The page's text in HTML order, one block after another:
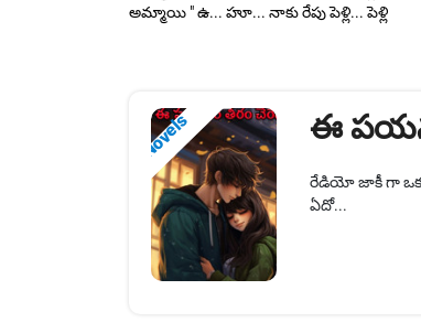
అమ్మాయి " ఉ... హూ... నాకు రేపు పెళ్లి... పెళ్లి
Novels ఈ
రేడియో జాకీ గా ఒక
ఏదో...